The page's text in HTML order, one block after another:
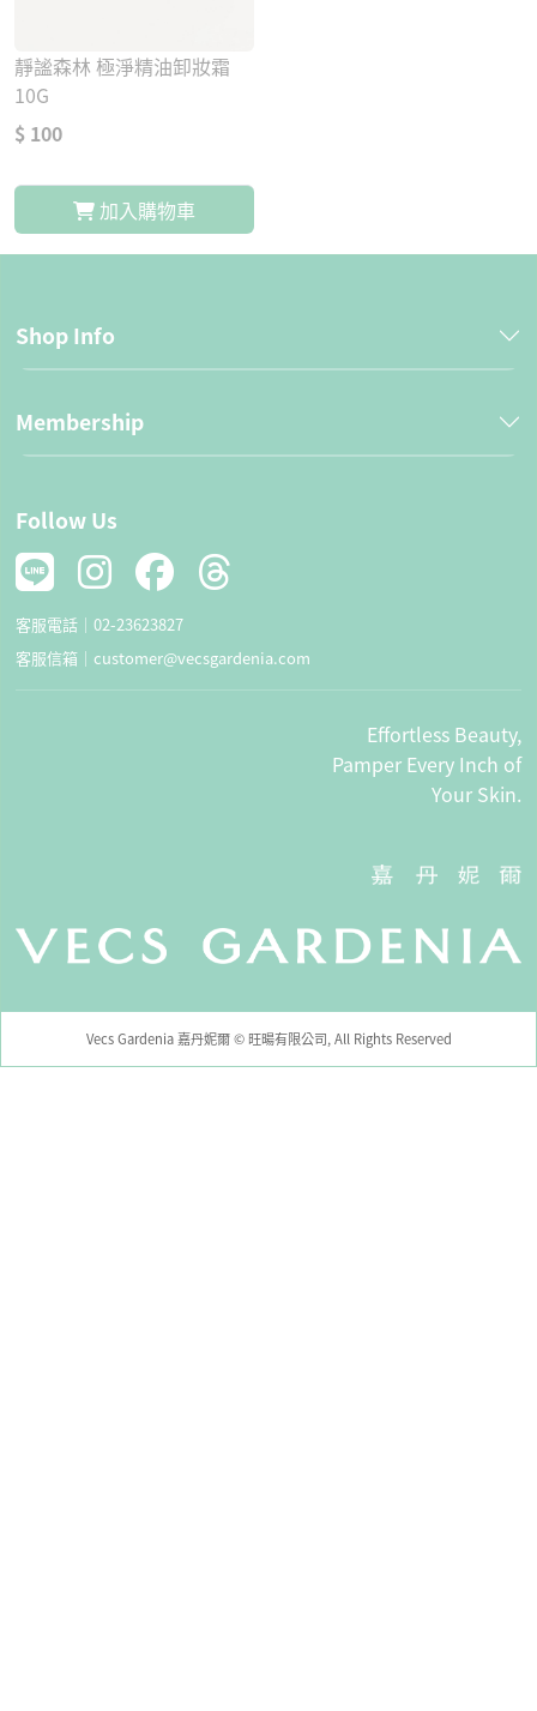
靜謐森林 極淨精油卸妝霜
10G
$ 100
加入購物車
Shop Info
Membership
Follow Us
客服電話｜ 02-23623827
客服信箱｜ customer@vecsgardenia.com
Effortless Beauty,
Pamper Every Inch of
Your Skin.
Vecs Gardenia 嘉丹妮爾 © 旺暘有限公司, All Rights Reserved